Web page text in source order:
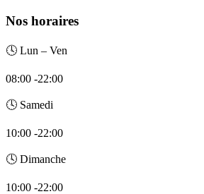
Nos horaires
🕓 Lun – Ven
08:00 -22:00
🕓 Samedi
10:00 -22:00
🕓 Dimanche
10:00 -22:00